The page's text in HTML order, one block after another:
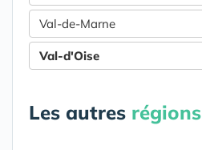
Val-de-Marne
Val-d'Oise
Les autres régions